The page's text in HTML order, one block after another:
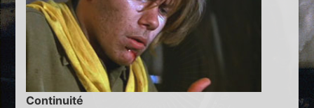
Continuité